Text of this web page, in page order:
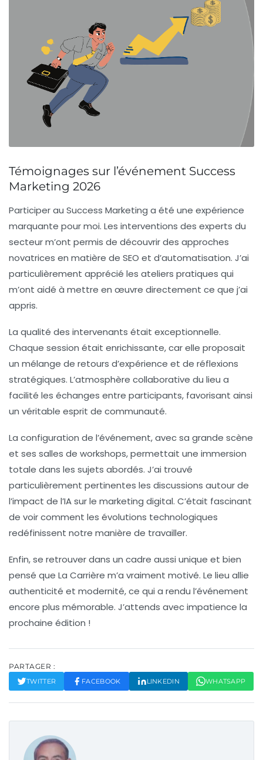
Témoignages sur l’événement Success
Marketing 2026
Participer au Success Marketing a été une expérience
marquante pour moi. Les interventions des experts du
secteur m’ont permis de découvrir des approches
novatrices en matière de SEO et d’automatisation. J’ai
particulièrement apprécié les ateliers pratiques qui
m’ont aidé à mettre en œuvre directement ce que j’ai
appris.
La qualité des intervenants était exceptionnelle.
Chaque session était enrichissante, car elle proposait
un mélange de retours d’expérience et de réflexions
stratégiques. L’atmosphère collaborative du lieu a
facilité les échanges entre participants, favorisant ainsi
un véritable esprit de communauté.
La configuration de l’événement, avec sa grande scène
et ses salles de workshops, permettait une immersion
totale dans les sujets abordés. J’ai trouvé
particulièrement pertinentes les discussions autour de
l’impact de l’IAsur le marketing digital. C’était fascinant
de voir comment les évolutions technologiques
redéfinissent notre manière de travailler.
Enfin, se retrouver dans un cadre aussi unique et bien
pensé que La Carrière m’a vraiment motivé. Le lieu allie
authenticité et modernité, ce qui a rendu l’événement
encore plus mémorable. J’attends avec impatience la
prochaine édition !
PARTAGER :
TWITTER FACEBOOK LINKEDIN WHATSAPP